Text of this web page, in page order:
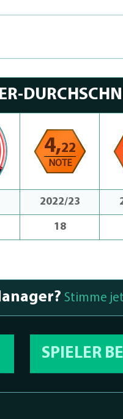
4,22
NOTE
2022/23
18
Stimme
SPIELER